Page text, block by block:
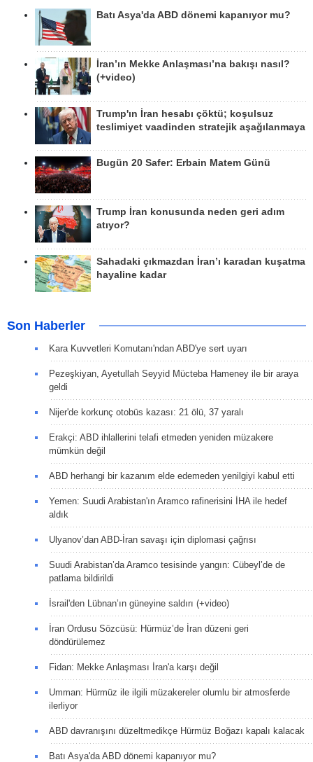
Batı Asya'da ABD dönemi kapanıyor mu?
İran’ın Mekke Anlaşması’na bakışı nasıl?
(+video)
Trump'ın İran hesabı çöktü; koşulsuz
teslimiyet vaadinden stratejik aşağılanmaya
Bugün 20 Safer: Erbain Matem Günü
Trump İran konusunda neden geri adım
atıyor?
Sahadaki çıkmazdan İran’ı karadan kuşatma
hayaline kadar
Son Haberler
Kara Kuvvetleri Komutanı'ndan ABD'ye sert uyarı
Pezeşkiyan, Ayetullah Seyyid Mücteba Hameney ile bir araya
geldi
Nijer'de korkunç otobüs kazası: 21 ölü, 37 yaralı
Erakçi: ABD ihlallerini telafi etmeden yeniden müzakere
mümkün değil
ABD herhangi bir kazanım elde edemeden yenilgiyi kabul etti
Yemen: Suudi Arabistan'ın Aramco rafinerisini İHA ile hedef
aldık
Ulyanov’dan ABD-İran savaşı için diplomasi çağrısı
Suudi Arabistan’da Aramco tesisinde yangın: Cübeyl’de de
patlama bildirildi
İsrail'den Lübnan’ın güneyine saldırı (+video)
İran Ordusu Sözcüsü: Hürmüz’de İran düzeni geri
döndürülemez
Fidan: Mekke Anlaşması İran'a karşı değil
Umman: Hürmüz ile ilgili müzakereler olumlu bir atmosferde
ilerliyor
ABD davranışını düzeltmedikçe Hürmüz Boğazı kapalı kalacak
Batı Asya'da ABD dönemi kapanıyor mu?